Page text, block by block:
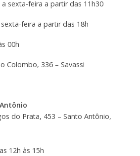
sexta-feira a partir das 11h30
feira a partir das 18h
00h
Colombo, 336 – Savassi
do Prata, 453 – Santo Antônio,
12h às 15h